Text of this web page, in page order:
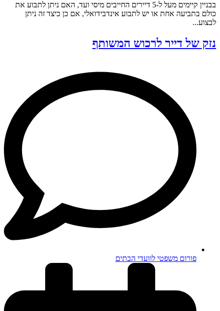
בבניין קיימים מעל ל-5 דיירים החייבים מיסי ועד, האם ניתן לתבוע את
כולם בתביעה אחת או יש לתבוע אינדבידואלי, אם כן כיצד זה ניתן
לבצוע...
נזק של דייר לרכוש המשותף
פורום משפטי לוועדי הבתים